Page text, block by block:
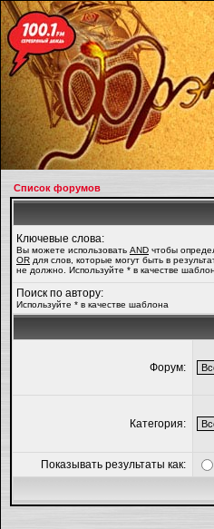
Список форумов
Ключевые слова:
Вы можете использовать AND чтобы
OR для слов, которые могут быть в
не должно. Используйте * в качестве
Поиск по автору:
Используйте * в качестве шаблона
Форум:
Категория:
Показывать результаты как: